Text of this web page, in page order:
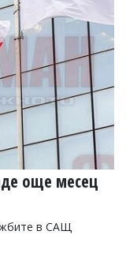
още месец
в САЩ